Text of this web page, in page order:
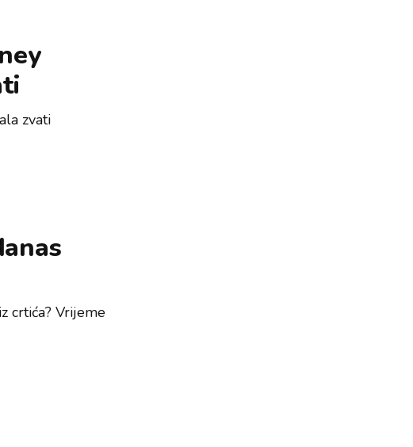
zvati
crtića? Vrijeme